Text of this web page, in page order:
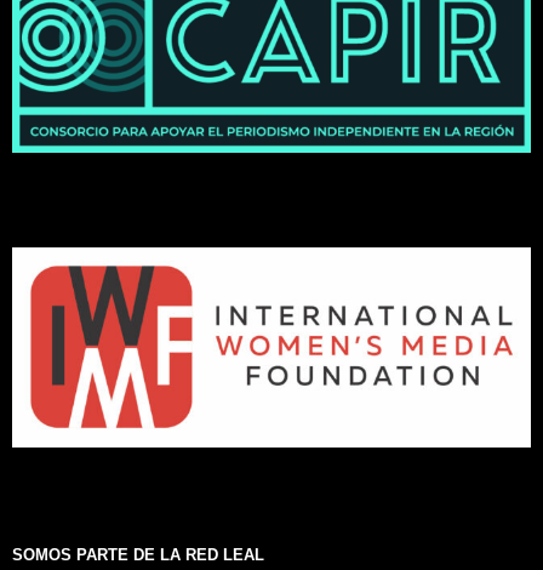
SOMOS PARTE DE LA RED LEAL